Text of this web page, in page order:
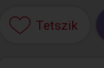
Tetszik